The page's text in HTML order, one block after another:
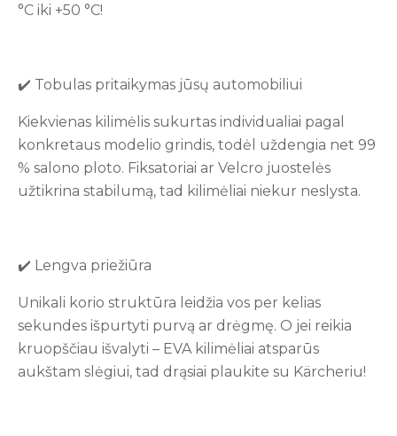
°C iki +50 °C!
✔️ Tobulas pritaikymas jūsų automobiliui
Kiekvienas kilimėlis sukurtas individualiai pagal
konkretaus modelio grindis, todėl uždengia net 99
% salono ploto. Fiksatoriai ar Velcro juostelės
užtikrina stabilumą, tad kilimėliai niekur neslysta.
✔️ Lengva priežiūra
Unikali korio struktūra leidžia vos per kelias
sekundes išpurtyti purvą ar drėgmę. O jei reikia
kruopščiau išvalyti – EVA kilimėliai atsparūs
aukštam slėgiui, tad drąsiai plaukite su Kärcheriu!